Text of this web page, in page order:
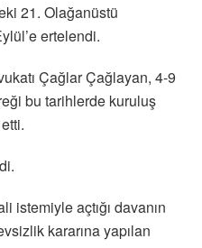
21. Olağanüstü
ertelendi.
Çağlar Çağlayan, 4-9
bu tarihlerde kuruluş
istemiyle açtığı davanın
kararına yapılan